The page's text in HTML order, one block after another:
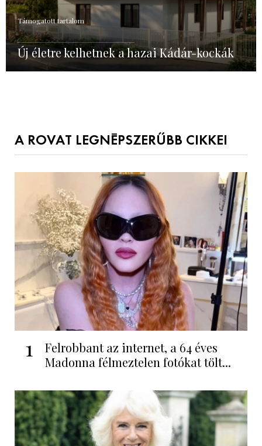
Támogatott tartalom
Új életre kelhetnek a hazai Kádár-kockák
A ROVAT LEGNÉPSZERŰBB CIKKEI
1
Felrobbant az internet, a 64 éves
Madonna félmeztelen fotókat tölt...